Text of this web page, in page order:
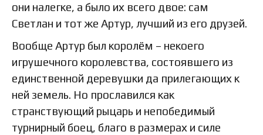
они налегке, а было их всего двое: сам
Светлан и тот же Артур, лучший из его друзей.
Вообще Артур был королём – некоего
игрушечного королевства, состоявшего из
единственной деревушки да прилегающих к
ней земель. Но прославился как
странствующий рыцарь и непобедимый
турнирный боец, благо в размерах и силе